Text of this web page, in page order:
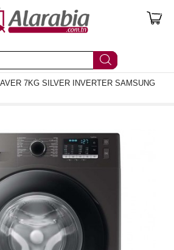
0
7KG SILVER INVERTER SAMSUNG